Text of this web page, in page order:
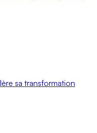
sa transformation